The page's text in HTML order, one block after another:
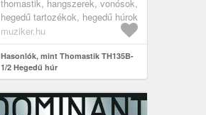
extrém körülmények között is,
gazdag, meleg...
thomastik, hangszerek, vonósok,
hegedű tartozékok, hegedű húrok
muziker.hu
Hasonlók, mint Thomastik TH135B-
1/2 Hegedű húr